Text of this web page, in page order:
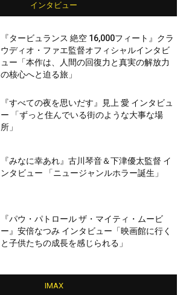
インタビュー
『タービュランス 絶空 16,000フィート』クラ
ウディオ・ファエ監督オフィシャルインタビ
ュー「本作は、人間の回復力と真実の解放力
の核心へと迫る旅」
『すべての夜を思いだす』見上 愛 インタビュ
ー 「ずっと住んでいる街のような大事な場
所」
『みなに幸あれ』古川琴音＆下津優太監督 イ
ンタビュー 「ニュージャンルホラー誕生」
『パウ・パトロール ザ・マイティ・ムービ
ー』安倍なつみ インタビュー「映画館に行く
と子供たちの成長を感じられる」
IMAX